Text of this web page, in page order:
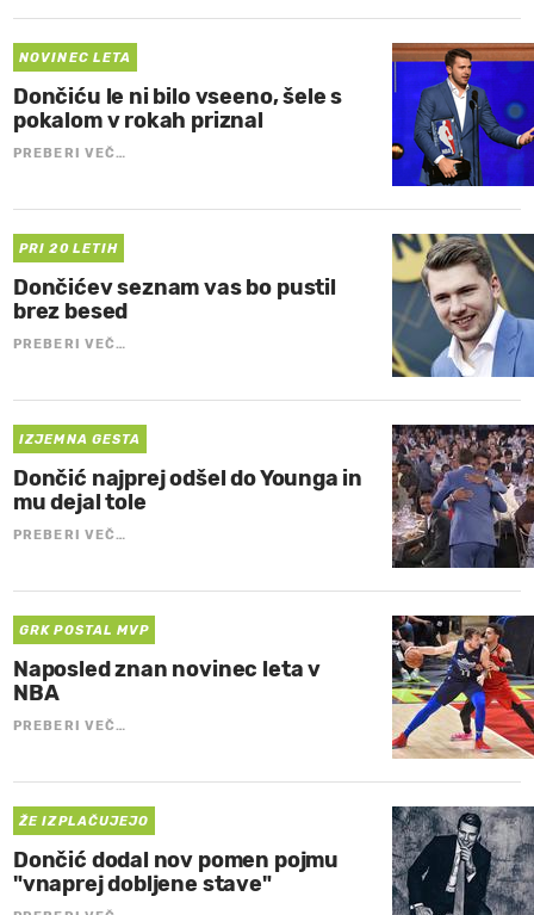
NOVINEC LETA
Dončiću le ni bilo vseeno, šele s
pokalom v rokah priznal
PREBERI VEČ…
PRI 20 LETIH
Dončićev seznam vas bo pustil
brez besed
PREBERI VEČ…
IZJEMNA GESTA
Dončić najprej odšel do Younga in
mu dejal tole
PREBERI VEČ…
GRK POSTAL MVP
Naposled znan novinec leta v
NBA
PREBERI VEČ…
ŽE IZPLAČUJEJO
Dončić dodal nov pomen pojmu
"vnaprej dobljene stave"